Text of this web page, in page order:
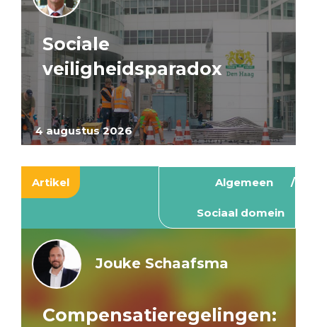
4 augustus 2026
Sociale
veiligheidsparadox
Artikel Algemeen
Sociaal domein
Jouke Schaafsma
Compensatieregelingen: